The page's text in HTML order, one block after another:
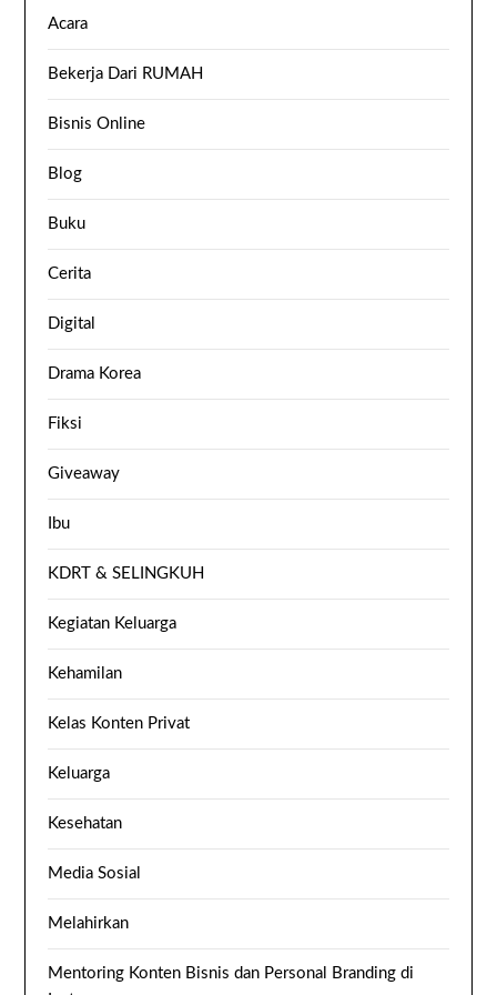
Acara
Bekerja Dari RUMAH
Bisnis Online
Blog
Buku
Cerita
Digital
Drama Korea
Fiksi
Giveaway
Ibu
KDRT & SELINGKUH
Kegiatan Keluarga
Kehamilan
Kelas Konten Privat
Keluarga
Kesehatan
Media Sosial
Melahirkan
Mentoring Konten Bisnis dan Personal Branding di